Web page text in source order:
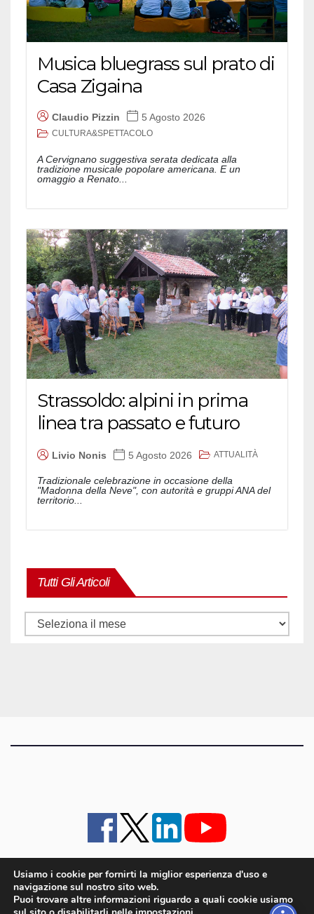
Musica bluegrass sul prato di
Casa Zigaina
Claudio Pizzin 5 Agosto 2026
CULTURA&SPETTACOLO
A Cervignano suggestiva serata dedicata alla
tradizione musicale popolare americana. E un
omaggio a Renato...
Strassoldo: alpini in prima
linea tra passato e futuro
Livio Nonis 5 Agosto 2026 ATTUALITÀ
Tradizionale celebrazione in occasione della
"Madonna della Neve", con autorità e gruppi ANA del
territorio...
Tutti Gli Articoli
Tutti
iMagazine · contatti e staff · lavora con noi
Cookie policy UE
Usiamo i cookie per fornirti la miglior esperienza d'uso e
navigazione sul nostro sito web.
Puoi trovare altre informazioni riguardo a quali cookie usiamo